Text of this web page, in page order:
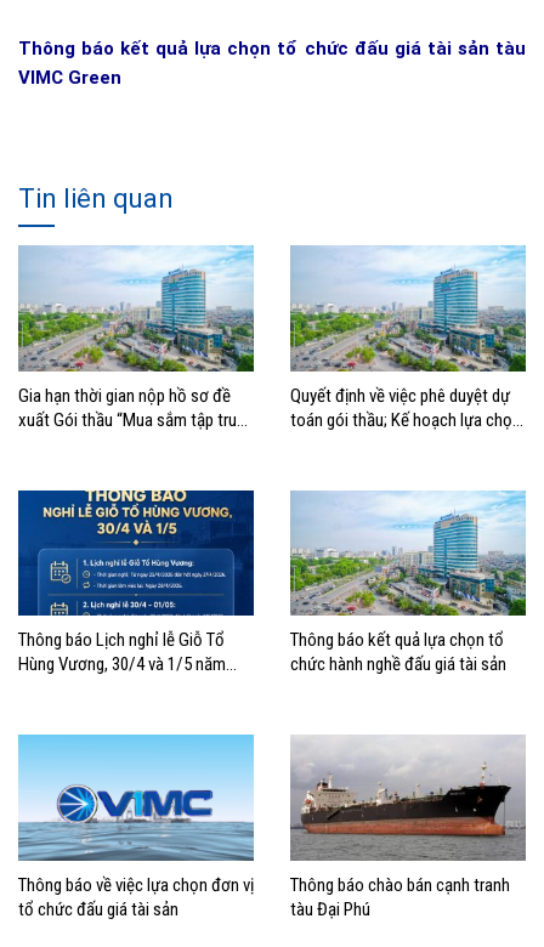
Thông báo kết quả lựa chọn tổ chức đấu giá tài sản tàu
VIMC Green
Tin liên quan
Gia hạn thời gian nộp hồ sơ đề
xuất Gói thầu “Mua sắm tập trung
CTCP”
Quyết định về việc phê duyệt dự
toán gói thầu; Kế hoạch lựa chọn
ty Hàng hải Việt Nam – CTCP
Thông báo Lịch nghỉ lễ Giỗ Tổ
Hùng Vương, 30/4 và 1/5 năm
Thông báo kết quả lựa chọn tổ
chức hành nghề đấu giá tài sản
Thông báo về việc lựa chọn đơn vị
tổ chức đấu giá tài sản
Thông báo chào bán cạnh tranh
tàu Đại Phú